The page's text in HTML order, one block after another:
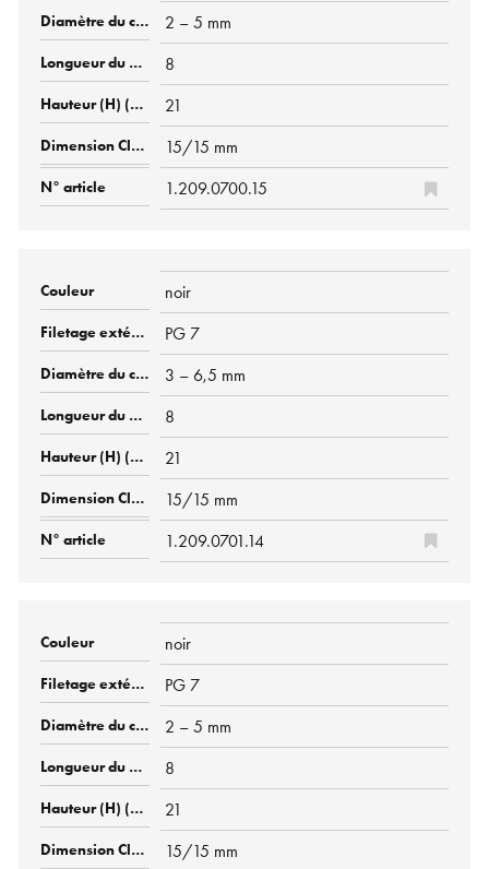
2 – 5 mm
8
21
15/15 mm
1.209.0700.15
noir
PG 7
3 – 6,5 mm
8
21
15/15 mm
1.209.0701.14
noir
PG 7
2 – 5 mm
8
21
15/15 mm